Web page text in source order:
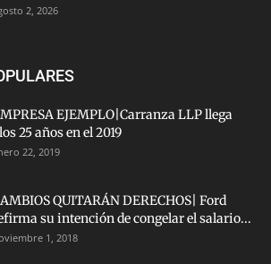
2, 2026
EJEMPLO|Carranza LLP llega
25 años en el 2019
22, 2019
QUITARÁN DERECHOS| Ford
su intención de congelar el salario...
1, 2018